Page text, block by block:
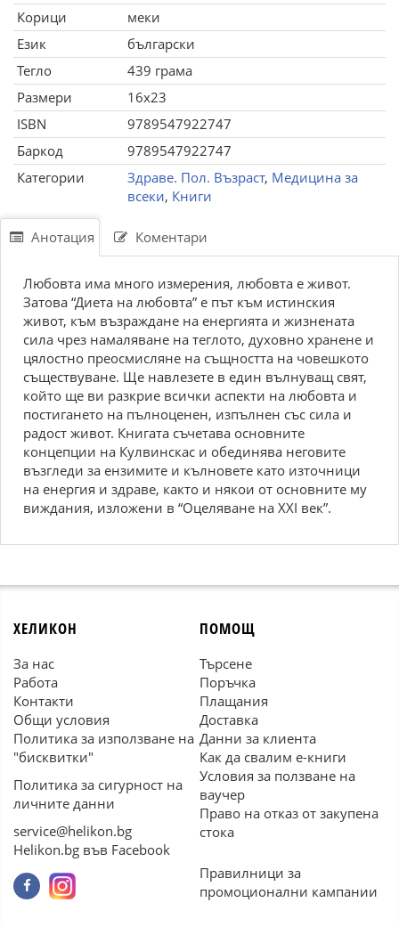
Корици
меки
Език
български
Тегло
439 грама
Размери
16x23
ISBN
9789547922747
Баркод
9789547922747
Категории
Здраве. Пол. Възраст, Медицина за
всеки, Книги
Анотация Коментари
Любовта има много измерения, любовта е живот.
Затова “Диета на любовта” е път към истинския
живот, към възраждане на енергията и жизнената
сила чрез намаляване на теглото, духовно хранене и
цялостно преосмисляне на същността на човешкото
съществуване. Ще навлезете в един вълнуващ свят,
който ще ви разкрие всички аспекти на любовта и
постигането на пълноценен, изпълнен със сила и
радост живот. Книгата съчетава основните
концепции на Кулвинскас и обединява неговите
възгледи за ензимите и кълновете като източници
на енергия и здраве, както и някои от основните му
виждания, изложени в “Оцеляване на ХХІ век”.
ХЕЛИКОН
За нас
Работа
Контакти
Общи условия
Политика за използване на
"бисквитки"
Политика за сигурност на
личните данни
service@helikon.bg
Helikon.bg във Facebook
ПОМОЩ
Търсене
Поръчка
Плащания
Доставка
Данни за клиента
Как да свалим е-книги
Условия за ползване на
ваучер
Право на отказ от закупена
стока
Правилници за
промоционални кампании